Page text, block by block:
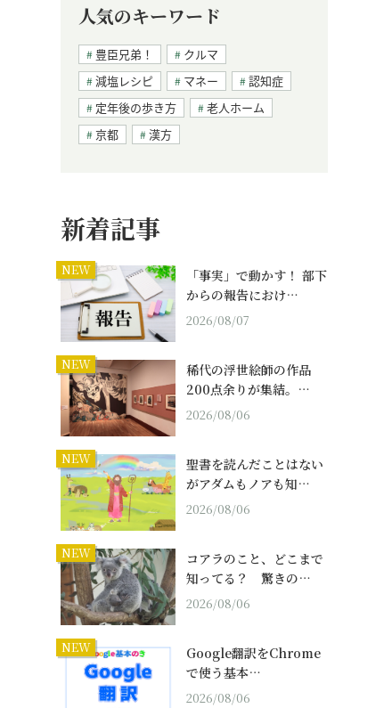
人気のキーワード
豊臣兄弟！
クルマ
減塩レシピ
マネー
認知症
定年後の歩き方
老人ホーム
京都
漢方
新着記事
NEW
「事実」で動かす！ 部下
からの報告におけ…
2026/08/07
NEW
稀代の浮世絵師の作品
200点余りが集結。…
2026/08/06
NEW
聖書を読んだことはない
がアダムもノアも知…
2026/08/06
NEW
コアラのこと、どこまで
知ってる？ 驚きの…
2026/08/06
NEW
Google翻訳をChrome
で使う基本…
2026/08/06